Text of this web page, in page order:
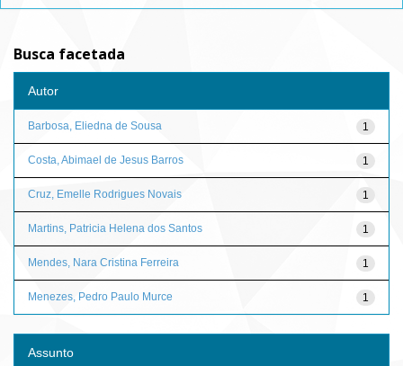
Busca facetada
Autor
1
Barbosa, Eliedna de Sousa
1
Costa, Abimael de Jesus Barros
1
Cruz, Emelle Rodrigues Novais
1
Martins, Patricia Helena dos Santos
1
Mendes, Nara Cristina Ferreira
1
Menezes, Pedro Paulo Murce
Assunto